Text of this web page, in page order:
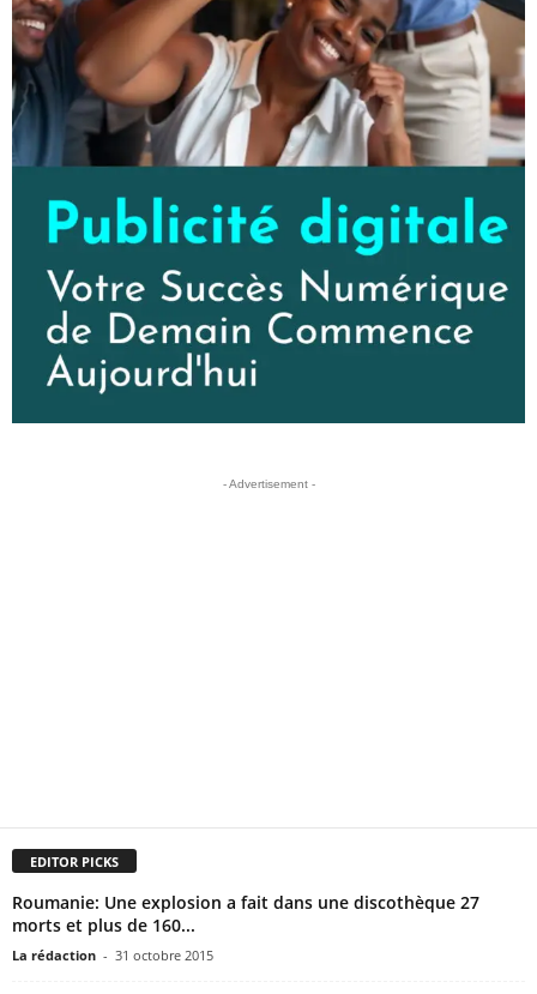
- Advertisement -
EDITOR PICKS
Roumanie: Une explosion a fait dans une discothèque 27
morts et plus de 160...
La rédaction - 31 octobre 2015